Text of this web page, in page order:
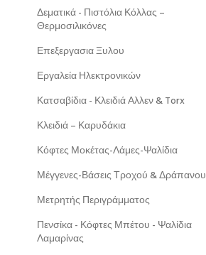
Δεματικά - Πιστόλια Κόλλας –
Θερμοσιλικόνες
Επεξεργασια Ξυλου
Εργαλεία Ηλεκτρονικών
Κατσαβίδια - Κλειδιά Αλλεν & Torx
Κλειδιά – Καρυδάκια
Κόφτες Μοκέτας-Λάμες-Ψαλίδια
Μέγγενες-Βάσεις Τροχού & Δράπανου
Μετρητής Περιγράμματος
Πενσίκα - Κόφτες Μπέτου - Ψαλίδια
Λαμαρίνας